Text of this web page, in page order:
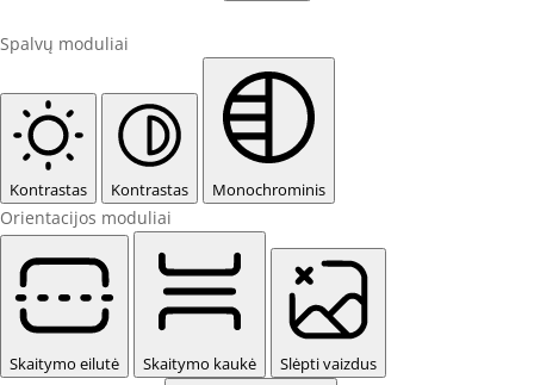
Spalvų moduliai
Kontrastas Kontrastas Monochrominis
Orientacijos moduliai
Skaitymo eilutė Skaitymo kaukė Slėpti vaizdus